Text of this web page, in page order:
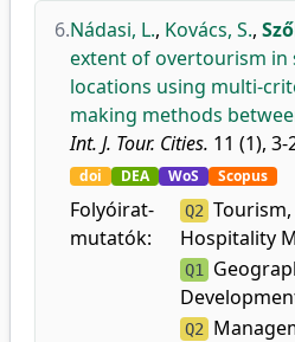
6.Nádasi, L., Kovács, S.,
extent of overtourism in
locations using multi-
making methods
Int. J. Tour. Cities. 11 (1), 3-
doi DEA WoS Scopus
Folyóirat-
mutatók:
Q2 Tourism,
Hospitality
Q1
Q2